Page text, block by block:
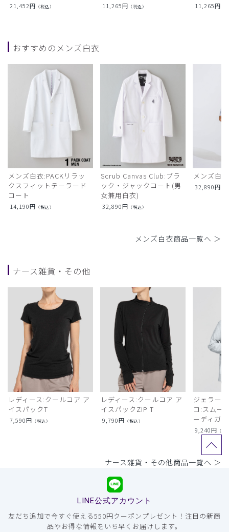
21,452円 （税込） 11,265円 （税込） 11,265円
おすすめのメンズ白衣
メンズ白衣:PACKリラッ
クスフィットテーラード
コート
14,190円 （税込）
Scrub Canvas Club:ブラ
ック・ジャックコート(男
女兼用白衣)
32,890円 （税込）
メンズ白
32,890円
メンズ白衣商品一覧へ ＞
ナース雑貨・その他
レディース:クールコア ア
イスパックT
7,590円 （税込）
レディース:クールコア ア
イスパックZIP T
9,790円 （税込）
ジェラー
コ:スムー
ーディガン
9,240円 （税
ナース雑貨・その他商品一覧へ ＞
LINE公式アカウント
友だち追加で今すぐ使える550円クーポンプレゼント！注目の新商
品やお得な情報をいち早くお届けします。